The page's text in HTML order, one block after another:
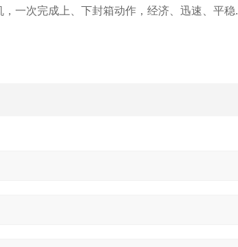
一次完成上、下封箱动作，经济、迅速、平稳.